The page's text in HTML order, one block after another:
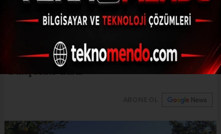
- 09:33
Önce direğe çarptı, sonra bağ evinin
bahçesine daldı